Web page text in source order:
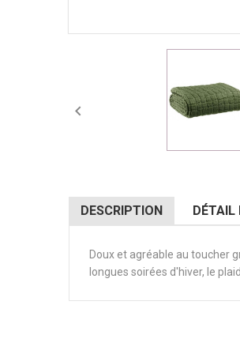

DESCRIPTION DÉTAIL
Doux et agréable au toucher
longues soirées d'hiver, le